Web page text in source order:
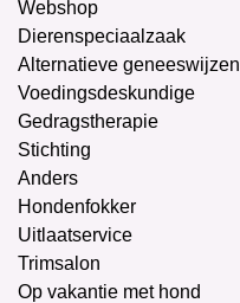
Webshop
Dierenspeciaalzaak
Alternatieve geneeswijzen
Voedingsdeskundige
Gedragstherapie
Stichting
Anders
Hondenfokker
Uitlaatservice
Trimsalon
Op vakantie met hond